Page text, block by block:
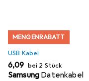
MENGENRABATT
USB Kabel
EUR
6,09 bei 2 Stück
Samsung Datenkabel